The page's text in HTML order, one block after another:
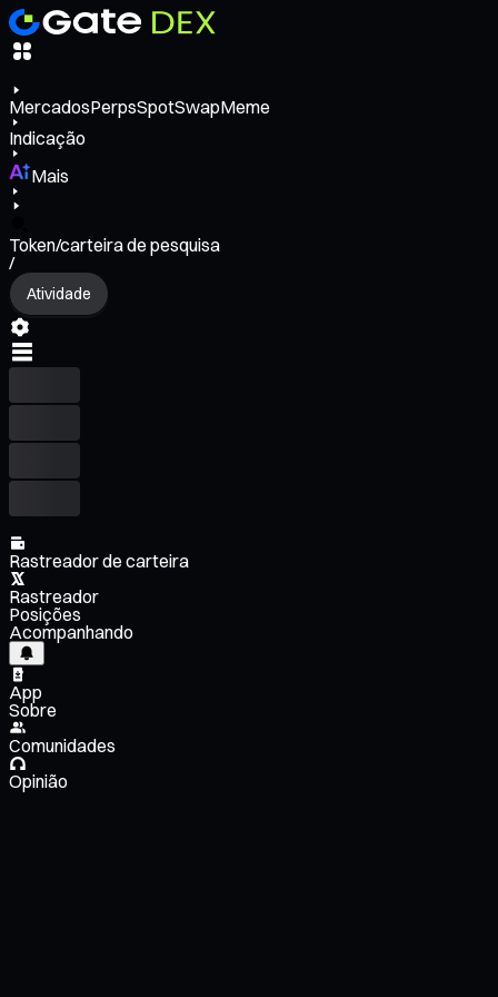
MercadosPerpsSpotSwapMeme
Indicação
Mais
Token/carteira de pesquisa
/
Atividade
Rastreador de carteira
Rastreador
Posições
Acompanhando
App
Sobre
Comunidades
Opinião